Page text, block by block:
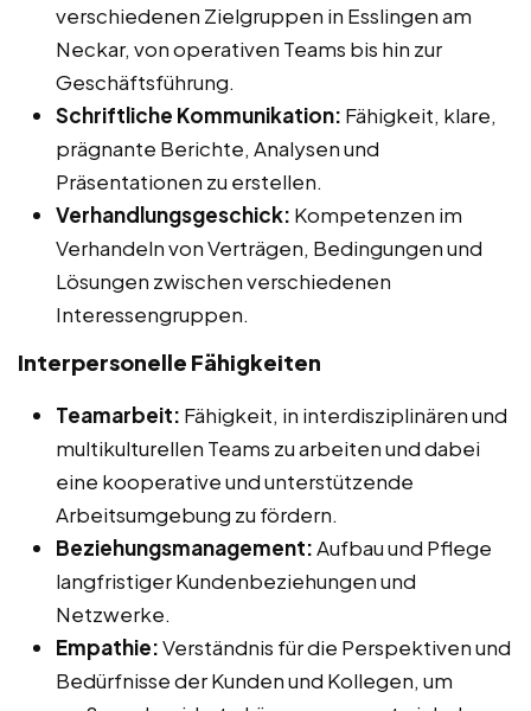
verschiedenen Zielgruppen in Esslingen am
Neckar, von operativen Teams bis hin zur
Geschäftsführung.
Schriftliche Kommunikation: Fähigkeit, klare,
prägnante Berichte, Analysen und
Präsentationen zu erstellen.
Verhandlungsgeschick: Kompetenzen im
Verhandeln von Verträgen, Bedingungen und
Lösungen zwischen verschiedenen
Interessengruppen.
Interpersonelle Fähigkeiten
Teamarbeit: Fähigkeit, in interdisziplinären und
multikulturellen Teams zu arbeiten und dabei
eine kooperative und unterstützende
Arbeitsumgebung zu fördern.
Beziehungsmanagement:Aufbau und Pflege
langfristiger Kundenbeziehungen und
Netzwerke.
Empathie:Verständnis für die Perspektiven und
Bedürfnisse der Kunden und Kollegen, um